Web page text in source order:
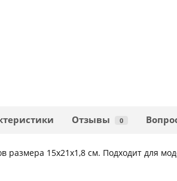
Отзывы 0
15х21х1,8 см. Подходит для